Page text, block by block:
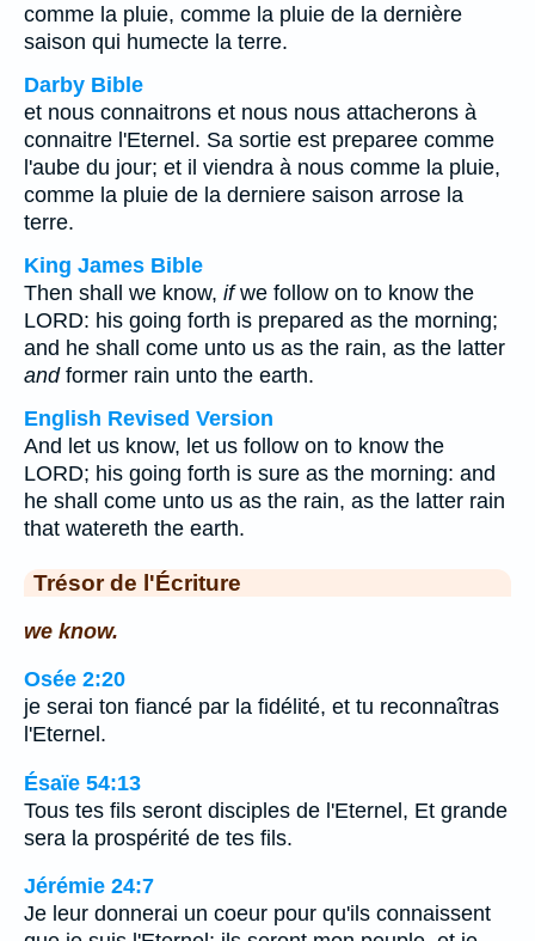
comme la pluie, comme la pluie de la dernière
saison qui humecte la terre.
Darby Bible
et nous connaitrons et nous nous attacherons à
connaitre l'Eternel. Sa sortie est preparee comme
l'aube du jour; et il viendra à nous comme la pluie,
comme la pluie de la derniere saison arrose la
terre.
King James Bible
Then shall we know, ifwe follow on to know the
LORD: his going forth is prepared as the morning;
and he shall come unto us as the rain, as the latter
andformer rain unto the earth.
English Revised Version
And let us know, let us follow on to know the
LORD; his going forth is sure as the morning: and
he shall come unto us as the rain, as the latter rain
that watereth the earth.
Trésor de l'Écriture
we know.
Osée 2:20
je serai ton fiancé par la fidélité, et tu reconnaîtras
l'Eternel.
Ésaïe 54:13
Tous tes fils seront disciples de l'Eternel, Et grande
sera la prospérité de tes fils.
Jérémie 24:7
Je leur donnerai un coeur pour qu'ils connaissent